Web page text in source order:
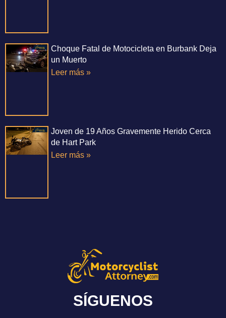
Choque Fatal de Motocicleta en Burbank Deja
un Muerto
Leer más »
Joven de 19 Años Gravemente Herido Cerca
de Hart Park
Leer más »
SÍGUENOS